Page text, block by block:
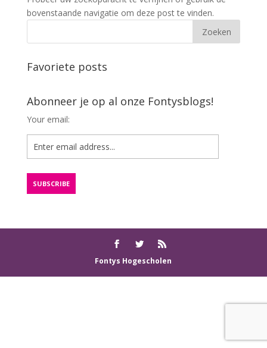
bovenstaande navigatie om deze post te vinden.
Favoriete posts
Abonneer je op al onze Fontysblogs!
Your email:
Fontys Hogescholen